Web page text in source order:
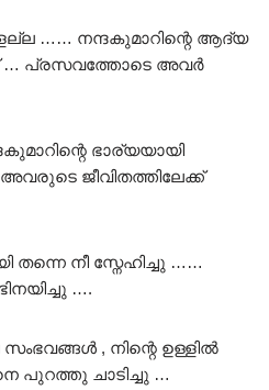
…… നന്ദകുമാറിന്റെ ആദ്യ
… പ്രസവത്തോടെ അവർ
ഭാര്യയായി
ജീവിതത്തിലേക്ക്
തന്നെ നീ സ്നേഹിച്ചു ……
….
, നിന്റെ ഉള്ളിൽ
പുറത്തു ചാടിച്ചു …